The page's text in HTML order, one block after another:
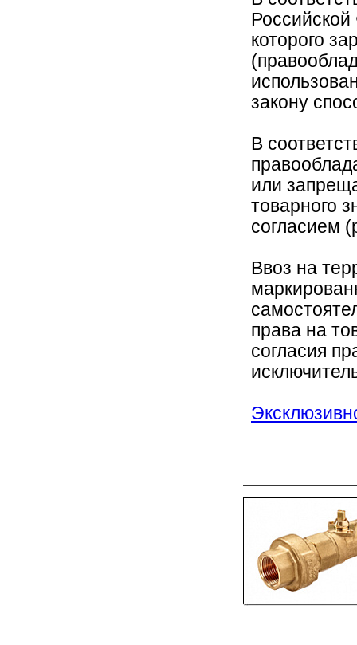
которого
закону
В
или
товарного
согласием
Ввоз на
права на
согласия